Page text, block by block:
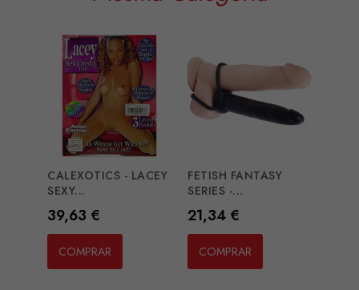
CALEXOTICS - LACEY
SEXY...
Preço
39,63 €
COMPRAR
FETISH FANTASY
SERIES -...
Preço
21,34 €
COMPRAR